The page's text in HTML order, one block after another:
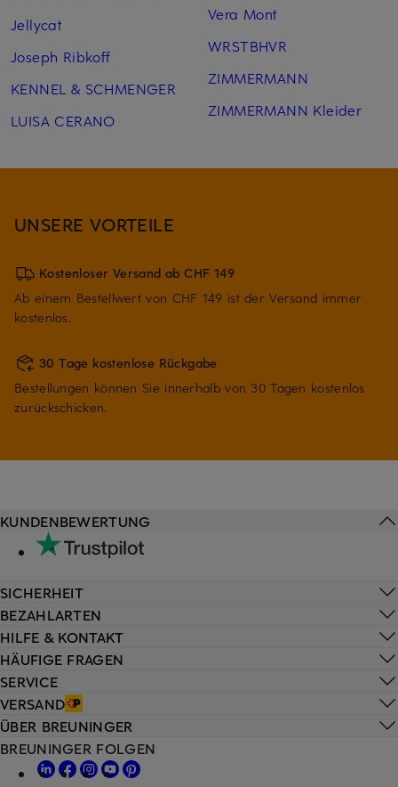
Jellycat
Joseph Ribkoff
KENNEL & SCHMENGER
LUISA CERANO
Vera Mont
WRSTBHVR
ZIMMERMANN
ZIMMERMANN Kleider
UNSERE VORTEILE
Kostenloser Versand ab CHF 149
Ab einem Bestellwert von CHF 149 ist der Versand immer
kostenlos.
30 Tage kostenlose Rückgabe
Bestellungen können Sie innerhalb von 30 Tagen kostenlos
zurückschicken.
HILFE & KONTAKT
HÄUFIGE FRAGEN
SERVICE
VERSAND
KUNDENBEWERTUNG
SICHERHEIT
BEZAHLARTEN
ÜBER BREUNINGER
BREUNINGER FOLGEN